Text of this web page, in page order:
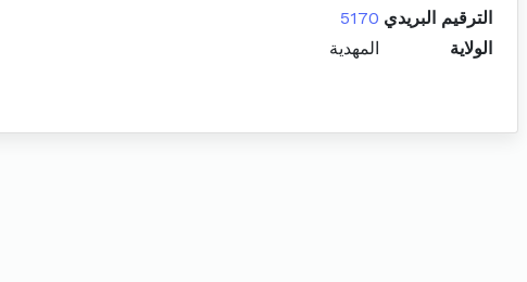
الترقيم البريدي 5170
الولاية
المهدية